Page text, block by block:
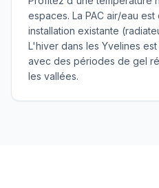
espaces. La PAC air/eau
installation existante
L'hiver dans les Yvelines
avec des périodes de gel
les vallées.